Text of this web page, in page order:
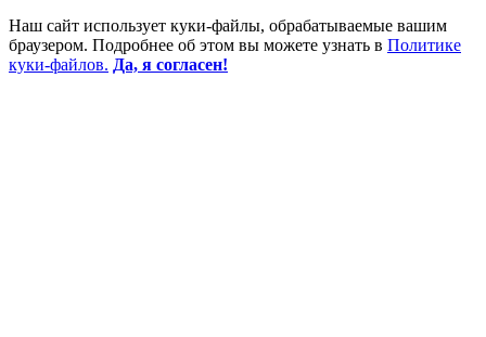
Наш сайт использует куки-файлы, обрабатываемые вашим
браузером. Подробнее об этом вы можете узнать в Политике
куки-файлов. Да, я согласен!